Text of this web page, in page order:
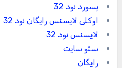
پسورد نود 32
اوکلی لایسنس رایگان نود 32
لایسنس نود 32
سئو سایت
رایگان